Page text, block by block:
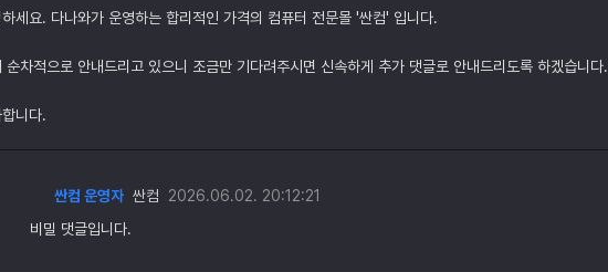
하세요. 다나와가 운영하는 합리적인 가격의 컴퓨터 전문몰 '싼컴' 입니다.
순차적으로 안내드리고 있으니 조금만 기다려주시면 신속하게 추가 댓글로 안내드리도록 하겠습니다.
니다.
싼컴 운영자 싼컴
2026.06.02. 20:12:21
비밀 댓글입니다.